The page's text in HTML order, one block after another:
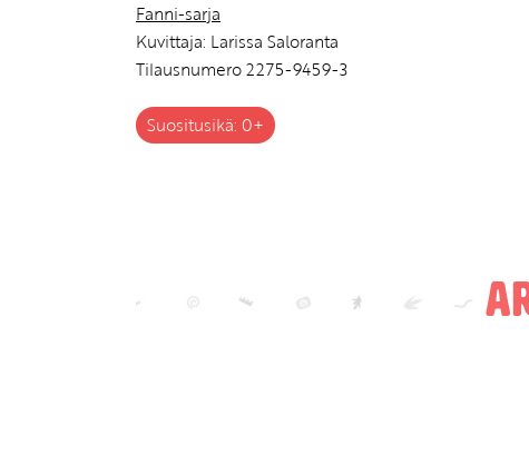
Fanni-sarja
Kuvittaja: Larissa Saloranta
Tilausnumero 2275-9459-3
Suositusikä: 0+